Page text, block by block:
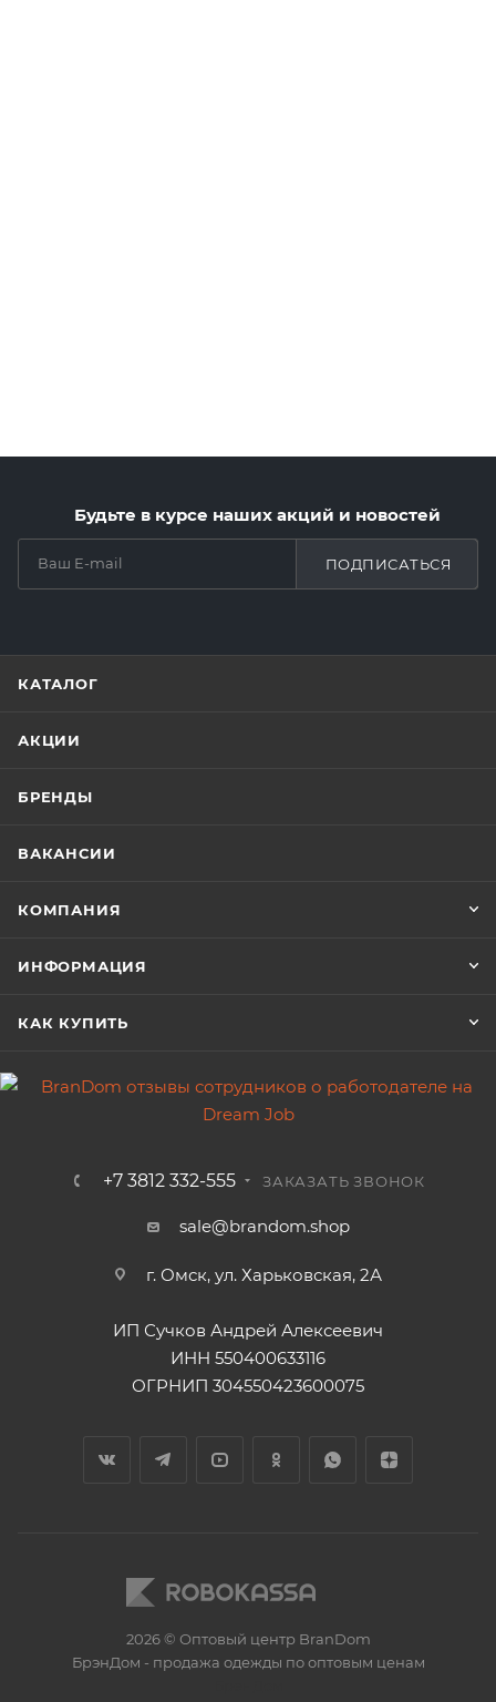
Будьте в курсе наших акций и новостей
ПОДПИСАТЬСЯ
КАТАЛОГ
АКЦИИ
БРЕНДЫ
ВАКАНСИИ
КОМПАНИЯ
ИНФОРМАЦИЯ
КАК КУПИТЬ
+7 3812 332-555 ЗАКАЗАТЬ ЗВОНОК
sale@brandom.shop
г. Омск, ул. Харьковская, 2А
ИП Сучков Андрей Алексеевич
ИНН 550400633116
ОГРНИП 304550423600075
2026 © Оптовый центр BranDom
БрэнДом - продажа одежды по оптовым ценам